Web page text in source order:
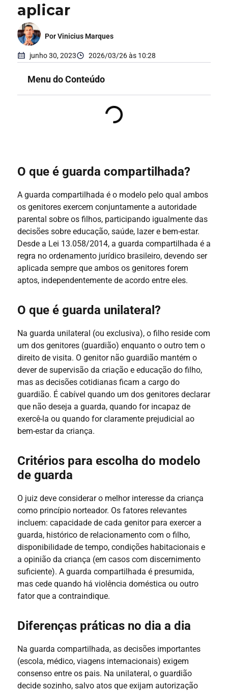
aplicar
Por Vinicius Marques
junho 30, 2023 2026/03/26 às 10:28
Menu do Conteúdo
O que é guarda compartilhada?
A guarda compartilhada é o modelo pelo qual ambos
os genitores exercem conjuntamente a autoridade
parental sobre os filhos, participando igualmente das
decisões sobre educação, saúde, lazer e bem-estar.
Desde a Lei 13.058/2014, a guarda compartilhada é a
regra no ordenamento jurídico brasileiro, devendo ser
aplicada sempre que ambos os genitores forem
aptos, independentemente de acordo entre eles.
O que é guarda unilateral?
Na guarda unilateral (ou exclusiva), o filho reside com
um dos genitores (guardião) enquanto o outro tem o
direito de visita. O genitor não guardião mantém o
dever de supervisão da criação e educação do filho,
mas as decisões cotidianas ficam a cargo do
guardião. É cabível quando um dos genitores declarar
que não deseja a guarda, quando for incapaz de
exercê-la ou quando for claramente prejudicial ao
bem-estar da criança.
Critérios para escolha do modelo
de guarda
O juiz deve considerar o melhor interesse da criança
como princípio norteador. Os fatores relevantes
incluem: capacidade de cada genitor para exercer a
guarda, histórico de relacionamento com o filho,
disponibilidade de tempo, condições habitacionais e
a opinião da criança (em casos com discernimento
suficiente). A guarda compartilhada é presumida,
mas cede quando há violência doméstica ou outro
fator que a contraindique.
Diferenças práticas no dia a dia
Na guarda compartilhada, as decisões importantes
(escola, médico, viagens internacionais) exigem
consenso entre os pais. Na unilateral, o guardião
decide sozinho, salvo atos que exijam autorização